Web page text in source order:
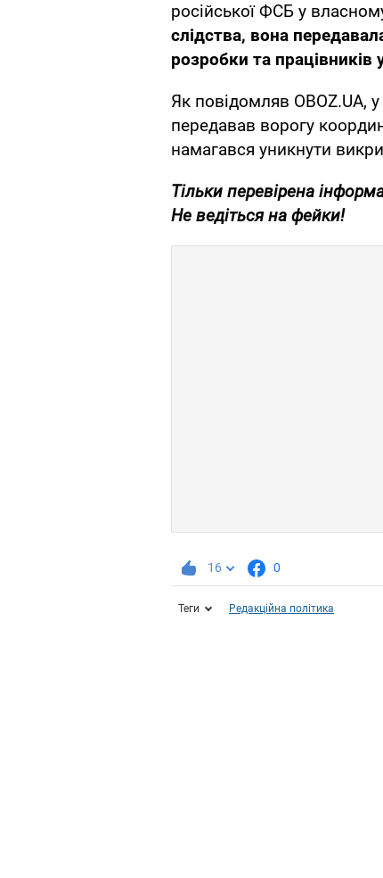
російської ФСБ у
слідства, вона
розробки та працівників
Як повідомляв OBOZ.UA,
передавав ворогу
намагався уникнути
Тільки перевірена
Не ведіться на фейки!
16 0
Теги Редакційна політика